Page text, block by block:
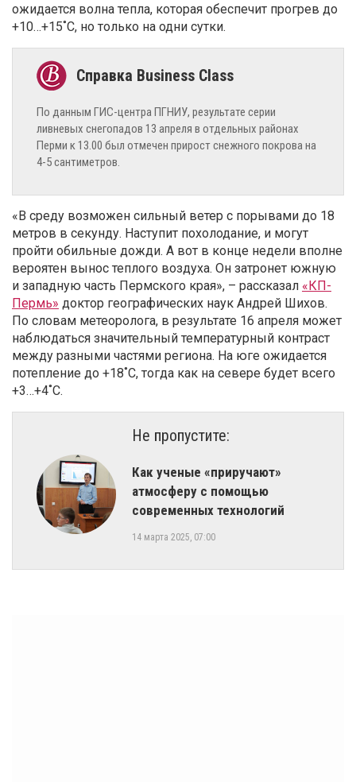
ожидается волна тепла, которая обеспечит прогрев до
+10…+15˚С, но только на одни сутки.
По данным ГИС-центра ПГНИУ, результате серии
ливневых снегопадов 13 апреля в отдельных районах
Перми к 13.00 был отмечен прирост снежного покрова на
4-5 сантиметров.
«В среду возможен сильный ветер с порывами до 18
метров в секунду. Наступит похолодание, и могут
пройти обильные дожди. А вот в конце недели вполне
вероятен вынос теплого воздуха. Он затронет южную
и западную часть Пермского края», – рассказал «КП-
Пермь» доктор географических наук Андрей Шихов.
По словам метеоролога, в результате 16 апреля может
наблюдаться значительный температурный контраст
между разными частями региона. На юге ожидается
потепление до +18˚С, тогда как на севере будет всего
+3…+4˚С.
Не пропустите:
Как ученые «приручают»
атмосферу с помощью
современных технологий
14 марта 2025, 07:00